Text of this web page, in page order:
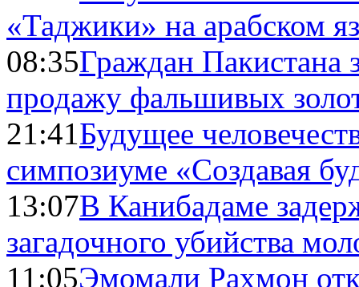
«Таджики» на арабском
08:35Граждан Пакистана
продажу фальшивых
21:41Будущее
симпозиуме «Создавая
13:07В Канибадаме
загадочного убийства
11:05Эмомали Рахмон